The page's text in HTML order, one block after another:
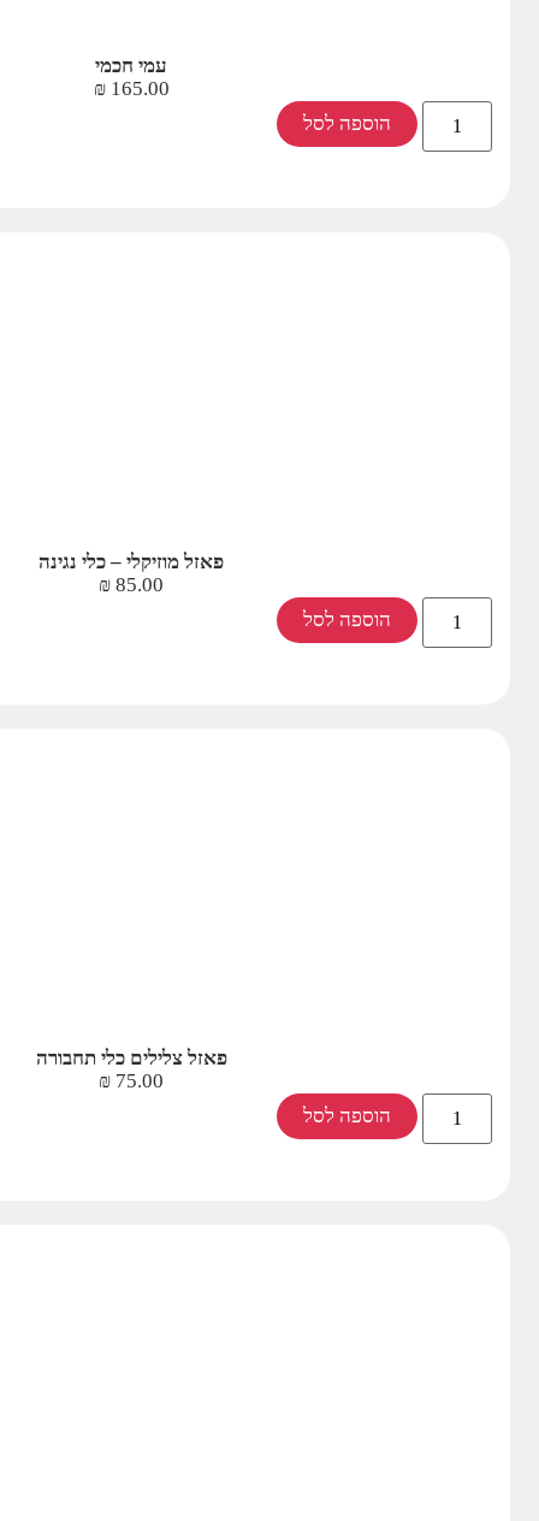
עמי חכמי
165.00
₪
הוספה לסל
פאזל מוזיקלי – כלי נגינה
85.00
₪
הוספה לסל
פאזל צלילים כלי תחבורה
75.00
₪
הוספה לסל